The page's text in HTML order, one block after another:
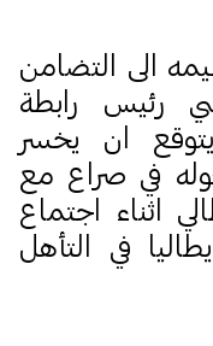
الى التضامن
رئيس رابطة
يتوقع ان يخسر
في صراع مع
اثناء اجتماع
في التأهل